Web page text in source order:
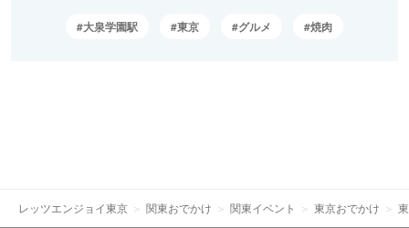
大泉学園駅 東京 グルメ 焼肉
レッツエンジョイ東京 関東おでかけ 関東イベント 東京おでかけ